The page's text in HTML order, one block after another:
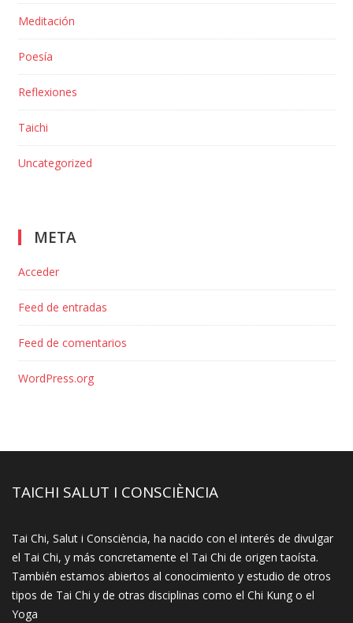
Meditación
Poesía
Reflexiones
Taichi
Uncategorized
META
Acceder
Feed de entradas
Feed de comentarios
WordPress.org
TAICHI SALUT I CONSCIÈNCIA
Tai Chi, Salut i Consciència, ha nacido con el interés de divulgar
el Tai Chi, y más concretamente el Tai Chi de origen taoísta.
También estamos abiertos al conocimiento y estudio de otros
tipos de Tai Chi y de otras disciplinas como el Chi Kung o el
Yoga